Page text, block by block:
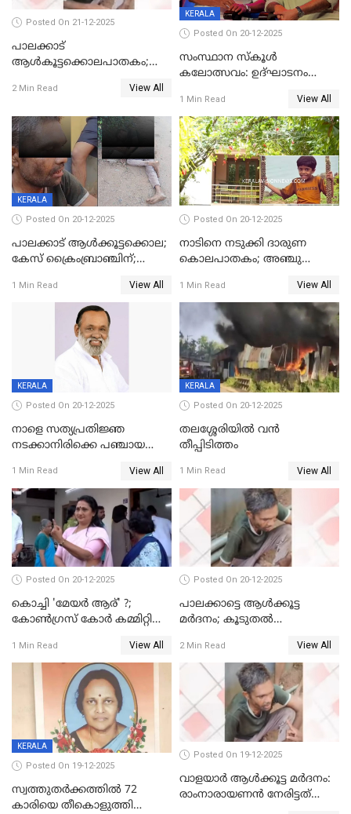
Posted On 21-12-2025
പാലക്കാട്‌
ആൾകൂട്ടക്കൊലപാതകം;
ഊർജ്ജിതമാക്കിമാക്കി
2 Min Read View All
KERALA
Posted On 20-12-2025
സംസ്ഥാന സ്കൂൾ
കലോത്സവം: ഉദ്ഘാടനം
മുഖ്യാതിഥിയായി
മോഹൻലാൽ
1 Min Read View All
KERALA
Posted On 20-12-2025
പാലക്കാട് ആൾക്കൂട്ടക്കൊല;
കേസ് ക്രൈംബ്രാഞ്ചിന്;
അന്വേഷിക്കും
1 Min Read View All
Posted On 20-12-2025
നാടിനെ നടുക്കി ദാരുണ
കൊലപാതകം; അഞ്ചു
കഴുത്തുഞെരിച്ച് കൊന്നു
1 Min Read View All
KERALA
Posted On 20-12-2025
നാളെ സത്യപ്രതിജ്ഞ
നടക്കാനിരിക്കെ പഞ്ചായത്ത്
1 Min Read View All
KERALA
Posted On 20-12-2025
തലശ്ശേരിയിൽ വൻ
തീപ്പിടിത്തം
1 Min Read View All
Posted On 20-12-2025
കൊച്ചി 'മേയർ ആര്' ?;
കോണ്‍ഗ്രസ് കോര്‍ കമ്മിറ്റി
1 Min Read View All
Posted On 20-12-2025
പാലക്കാട്ടെ ആള്‍ക്കൂട്ട
മര്‍ദനം; കൂടുതല്‍
അംഗ സംഘമെന്ന് വിവരം
2 Min Read View All
KERALA
Posted On 19-12-2025
സ്വത്തുതര്‍ക്കത്തില്‍ 72
കാരിയെ തീകൊളുത്തി
Posted On 19-12-2025
വാളയാർ ആൾക്കൂട്ട മർദനം:
രാംനാരായണൻ നേരിട്ടത്